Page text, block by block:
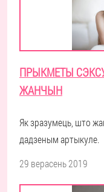
ПРЫКМЕТЫ
ЖАНЧЫН
Як зразумець, што
дадзеным артыкуле.
29 верасень 2019